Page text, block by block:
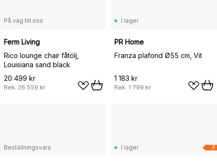
På väg till oss
Ferm Living
Rico lounge chair fåtölj,
Louisiana sand black
20 499 kr
Rek. 26 559 kr
I lager
PR Home
Franza plafond Ø55 cm, Vit
1 183 kr
Rek. 1 799 kr
Beställningsvara F
I lager